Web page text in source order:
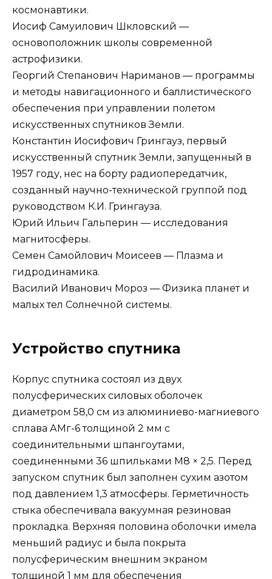
космонавтики.
Иосиф Самуилович Шкловский —
основоположник школы современной
астрофизики.
Георгий Степанович Нариманов — программы
и методы навигационного и баллистического
обеспечения при управлении полетом
искусственных спутников Земли.
Константин Иосифович Грингауз, первый
искусственный спутник Земли, запущенный в
1957 году, нес на борту радиопередатчик,
созданный научно-технической группой под
руководством К.И. Грингауза.
Юрий Ильич Гальперин — исследования
магнитосферы.
Семен Самойлович Моисеев — Плазма и
гидродинамика.
Василий Иванович Мороз — Физика планет и
малых тел Солнечной системы.
Устройство спутника
Корпус спутника состоял из двух
полусферических силовых оболочек
диаметром 58,0 см из алюминиево-магниевого
сплава АМг-6 толщиной 2 мм с
соединительными шпангоутами,
соединенными 36 шпильками М8 × 2,5. Перед
запуском спутник был заполнен сухим азотом
под давлением 1,3 атмосферы. Герметичность
стыка обеспечивала вакуумная резиновая
прокладка. Верхняя половина оболочки имела
меньший радиус и была покрыта
полусферическим внешним экраном
толщиной 1 мм для обеспечения